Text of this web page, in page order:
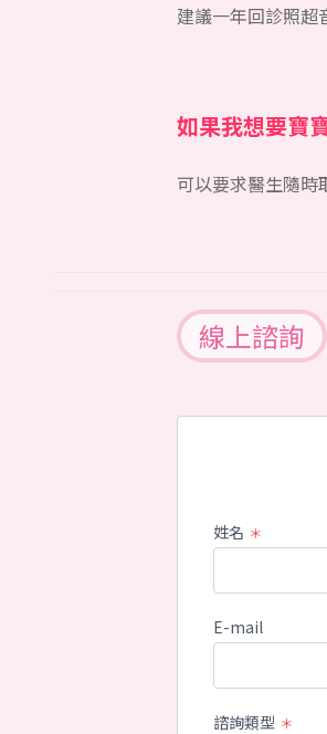
建議一年回診照超
如果我想要寶
可以要求醫生隨時
線上諮詢
姓名 ＊
E-mail
諮詢類型 ＊